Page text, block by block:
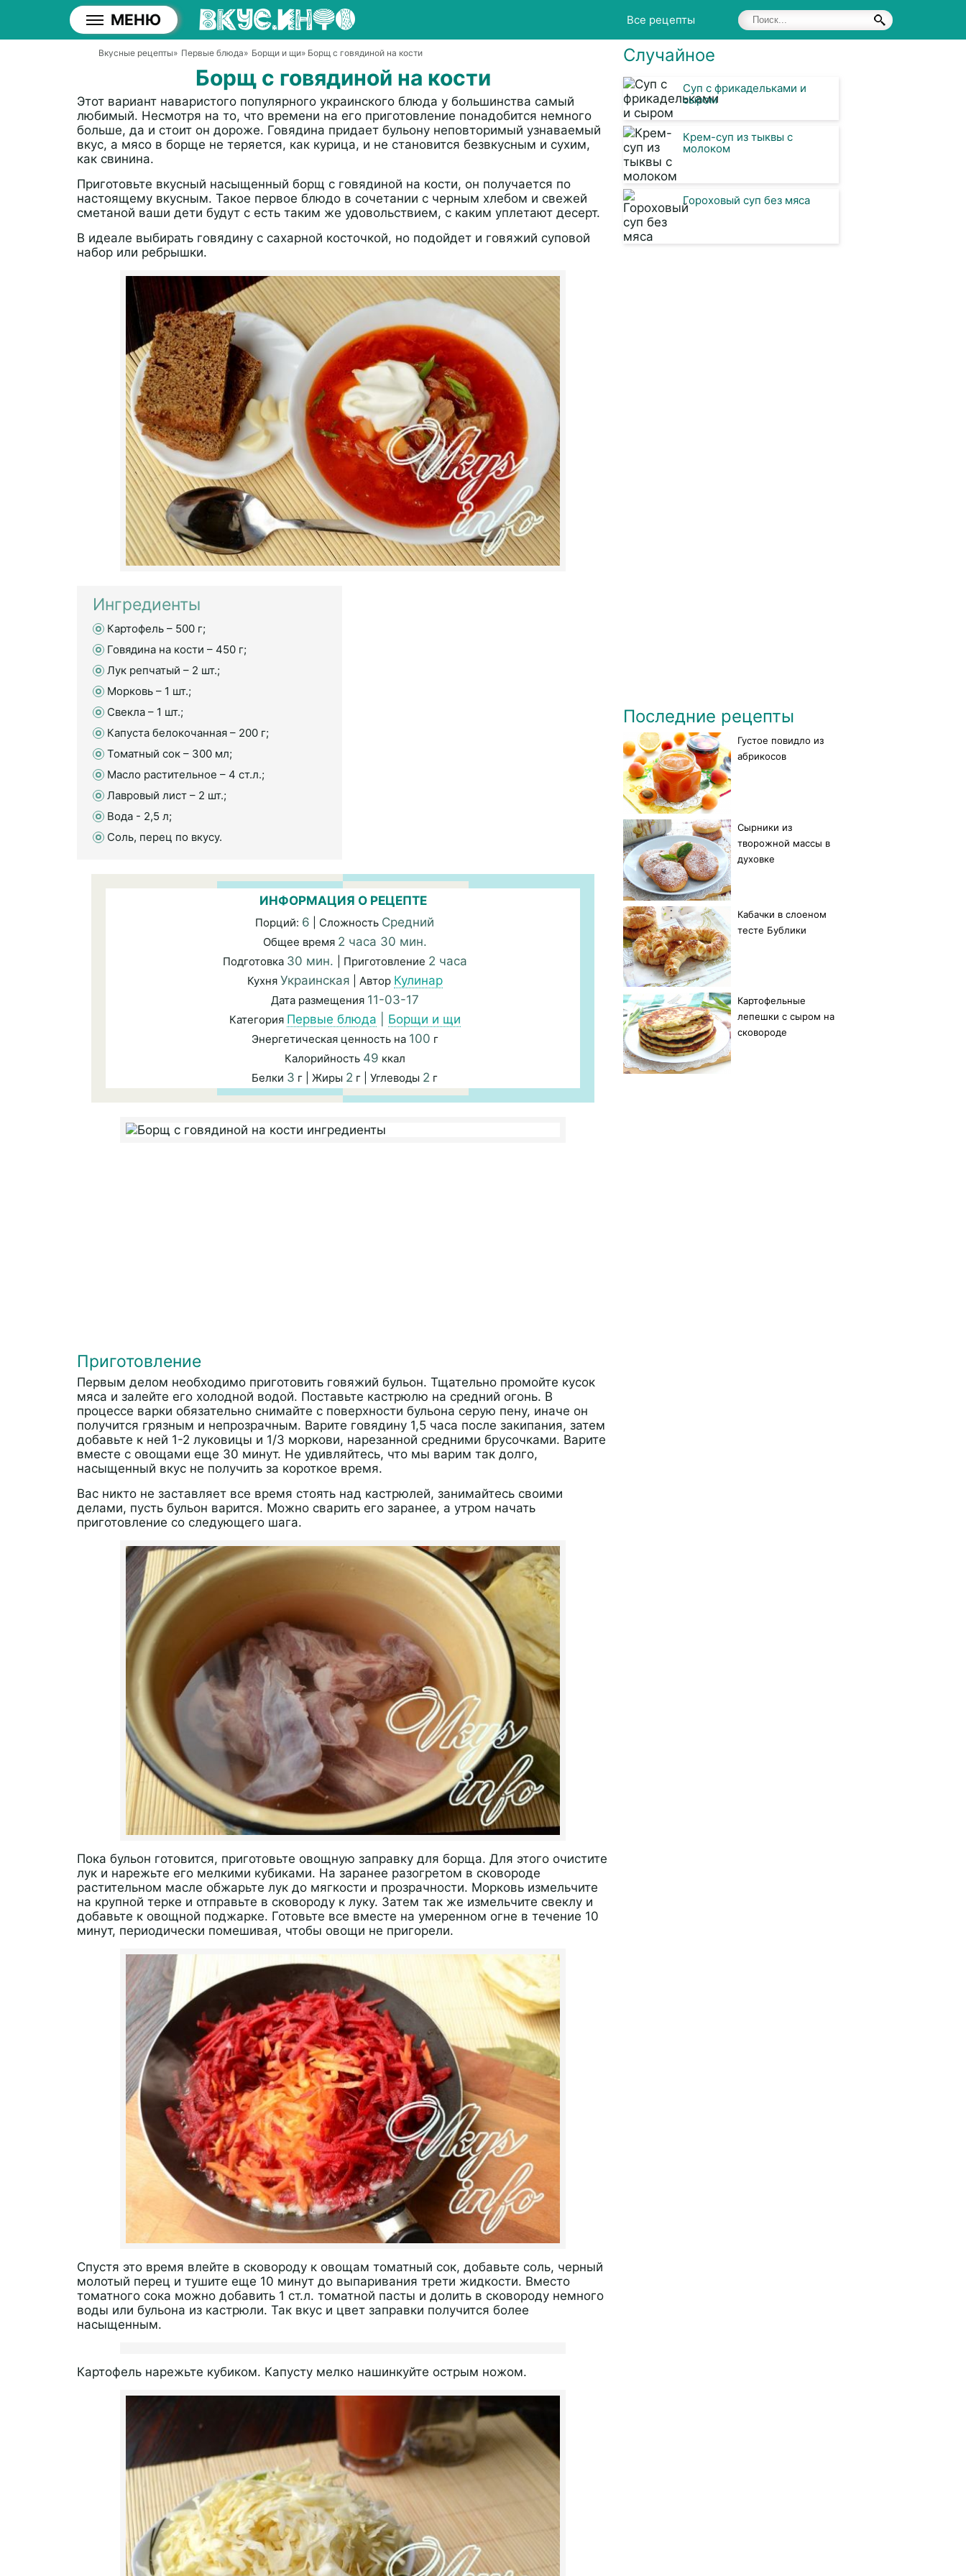
МЕНЮ Все рецепты
Вкусные рецепты» Первые блюда» Борщи и щи» Борщ с говядиной на кости
Борщ с говядиной на кости
Этот вариант наваристого популярного украинского блюда у большинства самый
любимый. Несмотря на то, что времени на его приготовление понадобится немного
больше, да и стоит он дороже. Говядина придает бульону неповторимый узнаваемый
вкус, а мясо в борще не теряется, как курица, и не становится безвкусным и сухим,
как свинина.
Приготовьте вкусный насыщенный борщ с говядиной на кости, он получается по
настоящему вкусным. Такое первое блюдо в сочетании с черным хлебом и свежей
сметаной ваши дети будут с есть таким же удовольствием, с каким уплетают десерт.
В идеале выбирать говядину с сахарной косточкой, но подойдет и говяжий суповой
набор или ребрышки.
Ингредиенты
Картофель – 500 г;
Говядина на кости – 450 г;
Лук репчатый – 2 шт.;
Морковь – 1 шт.;
Свекла – 1 шт.;
Капуста белокочанная – 200 г;
Томатный сок – 300 мл;
Масло растительное – 4 ст.л.;
Лавровый лист – 2 шт.;
Вода - 2,5 л;
Соль, перец по вкусу.
ИНФОРМАЦИЯ О РЕЦЕПТЕ
Порций: 6 | Сложность Средний
Общее время 2 часа 30 мин.
Подготовка 30 мин. | Приготовление 2 часа
Кухня Украинская | Автор Кулинар
Дата размещения 11-03-17
Категория Первые блюда Борщи и щи
Энергетическая ценность на 100 г
Калорийность 49 ккал
Белки 3 г | Жиры 2 г | Углеводы 2 г
Приготовление
Первым делом необходимо приготовить говяжий бульон. Тщательно промойте кусок
мяса и залейте его холодной водой. Поставьте кастрюлю на средний огонь. В
процессе варки обязательно снимайте с поверхности бульона серую пену, иначе он
получится грязным и непрозрачным. Варите говядину 1,5 часа после закипания, затем
добавьте к ней 1-2 луковицы и 1/3 моркови, нарезанной средними брусочками. Варите
вместе с овощами еще 30 минут. Не удивляйтесь, что мы варим так долго,
насыщенный вкус не получить за короткое время.
Вас никто не заставляет все время стоять над кастрюлей, занимайтесь своими
делами, пусть бульон варится. Можно сварить его заранее, а утром начать
приготовление со следующего шага.
Пока бульон готовится, приготовьте овощную заправку для борща. Для этого очистите
лук и нарежьте его мелкими кубиками. На заранее разогретом в сковороде
растительном масле обжарьте лук до мягкости и прозрачности. Морковь измельчите
на крупной терке и отправьте в сковороду к луку. Затем так же измельчите свеклу и
добавьте к овощной поджарке. Готовьте все вместе на умеренном огне в течение 10
минут, периодически помешивая, чтобы овощи не пригорели.
Спустя это время влейте в сковороду к овощам томатный сок, добавьте соль, черный
молотый перец и тушите еще 10 минут до выпаривания трети жидкости. Вместо
томатного сока можно добавить 1 ст.л. томатной пасты и долить в сковороду немного
воды или бульона из кастрюли. Так вкус и цвет заправки получится более
насыщенным.
Картофель нарежьте кубиком. Капусту мелко нашинкуйте острым ножом.
Случайное
Суп с фрикадельками и
сыром
Крем-суп из тыквы с
молоком
Гороховый суп без мяса
Последние рецепты
Густое повидло из
абрикосов
Сырники из
творожной массы в
духовке
Кабачки в слоеном
тесте Бублики
Картофельные
лепешки с сыром на
сковороде